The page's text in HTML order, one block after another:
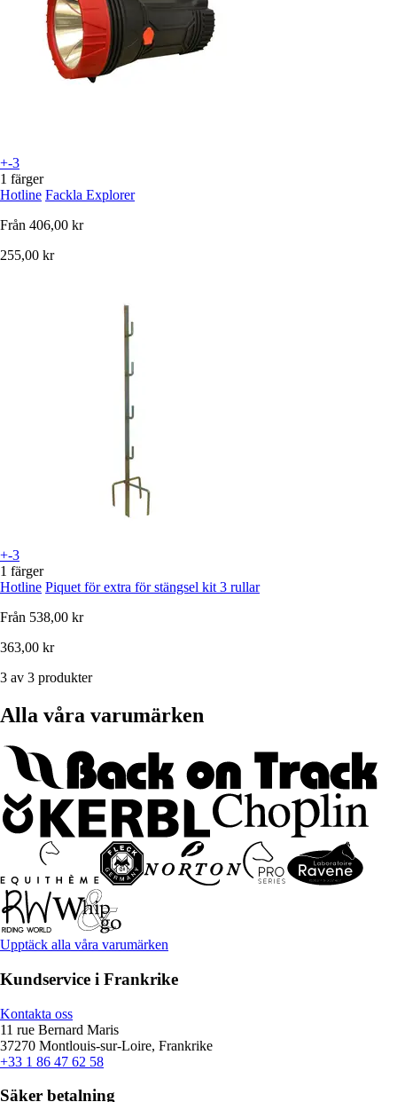
+-3
1 färger
Hotline Fackla Explorer
Från 406,00 kr
255,00 kr
+-3
1 färger
Hotline Piquet för extra för stängsel kit 3 rullar
Från 538,00 kr
363,00 kr
3 av 3 produkter
Alla våra varumärken
Upptäck alla våra varumärken
Kundservice i Frankrike
Kontakta oss
11 rue Bernard Maris
37270 Montlouis-sur-Loire, Frankrike
+33 1 86 47 62 58
Säker betalning